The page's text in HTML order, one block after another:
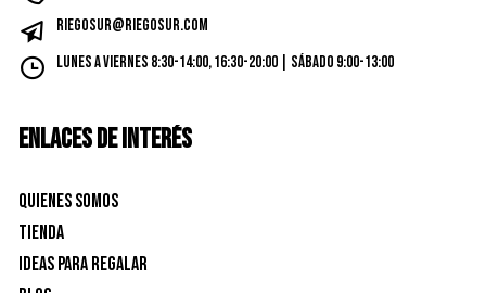
riegosur@riegosur.com
Lunes a Viernes 8:30-14:00, 16:30-20:00 | Sábado 9:00-13:00
ENLACES DE INTERÉS
Quienes Somos
Tienda
Ideas para Regalar